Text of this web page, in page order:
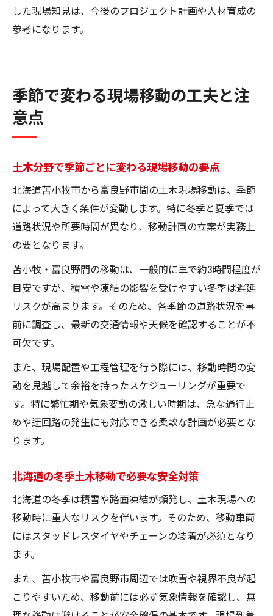
した現場知見は、今後のプロジェクト計画や人材育成の
参考になります。
季節で変わる現場移動の工夫と注
意点
土木分野で季節ごとに変わる現場移動の要点
北海道苫小牧市から富良野市間の土木現場移動は、季節
によって大きく条件が変動します。特に冬季と夏季では
道路状況や所要時間が異なり、移動計画の立案が実務上
の要となります。
苫小牧・富良野間の移動は、一般的に車で約3時間程度が
目安ですが、積雪や凍結の影響を受けやすい冬季は遅延
リスクが高まります。そのため、各季節の道路状況を事
前に調査し、最新の交通情報や天候を確認することが不
可欠です。
また、現場配置や工程管理を行う際には、移動時間の変
動を見越して余裕を持ったスケジューリングが重要で
す。特に繁忙期や気象変動の激しい時期は、急な通行止
めや迂回路の発生にも対応できる柔軟な計画が必要とな
ります。
北海道の冬季土木移動で必要な安全対策
北海道の冬季は積雪や路面凍結が頻発し、土木現場への
移動時に重大なリスクを伴います。そのため、移動車両
にはスタッドレスタイヤやチェーンの装着が必須となり
ます。
また、苫小牧市や富良野市周辺では吹雪や視界不良が起
こりやすいため、移動前には必ず気象情報を確認し、無